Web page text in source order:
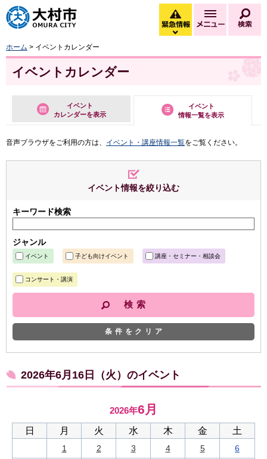
大村市
緊急情報
緊急情報を開く
メニュー
ホーム > イベントカレンダー
イベントカレンダー
イベント
カレンダーを表示
イベント
情報一覧を表示
音声ブラウザをご利用の方は、 イベント・講座情報一覧をご覧ください。
イベント情報を絞り込む
キーワード検索
ジャンル
イベント 子ども向けイベント 講座・セミナー・相談会
コンサート・講演
条件をクリア
2026年6月16日（火）のイベント
2026年6月
日 月 火 水 木 金 土
1 2 3 4 5 6